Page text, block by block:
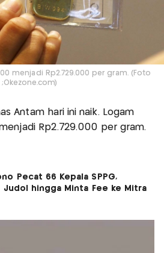
menjadi Rp2.729.000 per gram. (Foto
;Okezone.com)
Antam hari ini naik. Logam
Rp2.729.000 per gram.
Pecat 66 Kepala SPPG,
Judol hingga Minta Fee ke Mitra